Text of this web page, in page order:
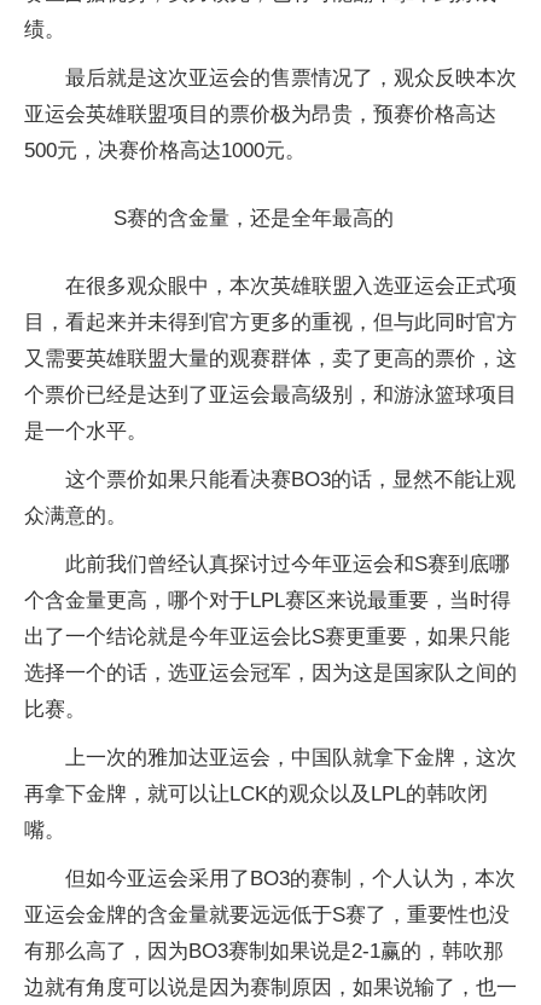
绩。
最后就是这次亚运会的售票情况了，观众反映本次
亚运会英雄联盟项目的票价极为昂贵，预赛价格高达
500元，决赛价格高达1000元。
S赛的含金量，还是全年最高的
在很多观众眼中，本次英雄联盟入选亚运会正式项
目，看起来并未得到官方更多的重视，但与此同时官方
又需要英雄联盟大量的观赛群体，卖了更高的票价，这
个票价已经是达到了亚运会最高级别，和游泳篮球项目
是一个水平。
这个票价如果只能看决赛BO3的话，显然不能让观
众满意的。
此前我们曾经认真探讨过今年亚运会和S赛到底哪
个含金量更高，哪个对于LPL赛区来说最重要，当时得
出了一个结论就是今年亚运会比S赛更重要，如果只能
选择一个的话，选亚运会冠军，因为这是国家队之间的
比赛。
上一次的雅加达亚运会，中国队就拿下金牌，这次
再拿下金牌，就可以让LCK的观众以及LPL的韩吹闭
嘴。
但如今亚运会采用了BO3的赛制，个人认为，本次
亚运会金牌的含金量就要远远低于S赛了，重要性也没
有那么高了，因为BO3赛制如果说是2-1赢的，韩吹那
边就有角度可以说是因为赛制原因，如果说输了，也一